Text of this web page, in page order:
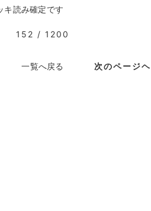
キ読み確定です
152 / 1200
一覧へ戻る 次のページヘ